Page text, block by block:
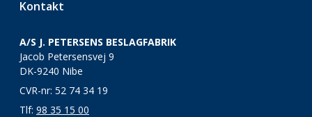
Kontakt
A/S J. PETERSENS BESLAGFABRIK
Jacob Petersensvej 9
DK-9240 Nibe
CVR-nr: 52 74 34 19
Tlf: 98 35 15 00